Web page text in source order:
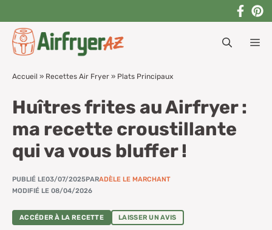
contenu
Accueil » Recettes Air Fryer » Plats Principaux
Huîtres frites au Airfryer :
ma recette croustillante
qui va vous bluffer !
PUBLIÉ LE03/07/2025PARADÈLE LE MARCHANT
MODIFIÉ LE 08/04/2026
ACCÉDER À LA RECETTE LAISSER UN AVIS